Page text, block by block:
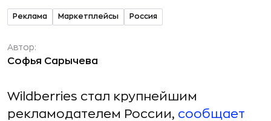
Реклама Маркетплейсы Россия
Автор:
Софья Сарычева
Wildberries стал крупнейшим
рекламодателем России, сообщает